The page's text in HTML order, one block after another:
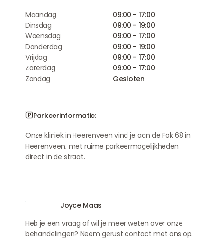
Maandag
09:00 - 17:00
Dinsdag
09:00 - 19:00
Woensdag
09:00 - 17:00
Donderdag
09:00 - 19:00
Vrijdag
09:00 - 17:00
Zaterdag
09:00 - 17:00
Zondag
Gesloten
Parkeerinformatie:
Onze kliniek in Heerenveen vind je aan de Fok 68 in
Heerenveen, met ruime parkeermogelijkheden
direct in de straat.
Joyce Maas
Heb je een vraag of wil je meer weten over onze
behandelingen? Neem gerust contact met ons op.